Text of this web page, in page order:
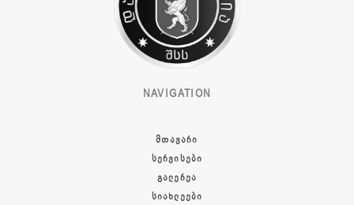
NAVIGATION
ᲛᲗᲐᲕᲐᲠᲘ
ᲡᲔᲠᲕᲘᲡᲔᲑᲘ
ᲒᲐᲚᲔᲠᲔᲐ
ᲡᲘᲐᲮᲚᲔᲔᲑᲘ